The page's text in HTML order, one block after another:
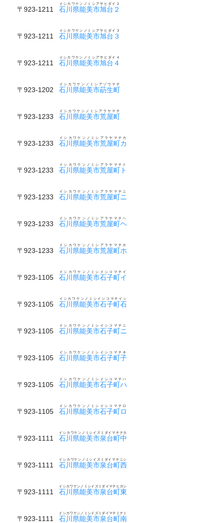
〒923-1211 石川県能美市旭台２
イシカワケンノミシアサヒダイ２
〒923-1211 石川県能美市旭台３
イシカワケンノミシアサヒダイ３
〒923-1211 石川県能美市旭台４
イシカワケンノミシアサヒダイ４
〒923-1202 石川県能美市莇生町
イシカワケンノミシアゾウマチ
〒923-1233 石川県能美市荒屋町
イシカワケンノミシアラヤマチ
〒923-1233 石川県能美市荒屋町カ
イシカワケンノミシアラヤマチカ
〒923-1233 石川県能美市荒屋町ト
イシカワケンノミシアラヤマチト
〒923-1233 石川県能美市荒屋町ニ
イシカワケンノミシアラヤマチニ
〒923-1233 石川県能美市荒屋町ヘ
イシカワケンノミシアラヤマチヘ
〒923-1233 石川県能美市荒屋町ホ
イシカワケンノミシアラヤマチホ
〒923-1105 石川県能美市石子町イ
イシカワケンノミシイシコマチイ
〒923-1105 石川県能美市石子町石
イシカワケンノミシイシコマチイシ
〒923-1105 石川県能美市石子町ニ
イシカワケンノミシイシコマチニ
〒923-1105 石川県能美市石子町子
イシカワケンノミシイシコマチネ
〒923-1105 石川県能美市石子町ハ
イシカワケンノミシイシコマチハ
〒923-1105 石川県能美市石子町ロ
イシカワケンノミシイシコマチロ
〒923-1111 石川県能美市泉台町中
イシカワケンノミシイズミダイマチナカ
〒923-1111 石川県能美市泉台町西
イシカワケンノミシイズミダイマチニシ
〒923-1111 石川県能美市泉台町東
イシカワケンノミシイズミダイマチヒガシ
〒923-1111 石川県能美市泉台町南
イシカワケンノミシイズミダイマチミナミ